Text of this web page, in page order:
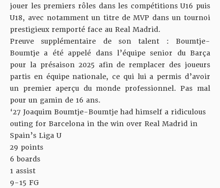
jouer les premiers rôles dans les compétitions U16 puis
U18, avec notamment un titre de MVP dans un tournoi
prestigieuxremporté face au Real Madrid.
Preuve supplémentaire de son talent : Boumtje-
Boumtje a été appelé dans l’équipe senior du Barça
pour la présaison 2025 afin de remplacer des joueurs
partis en équipe nationale, ce qui lui a permis d’avoir
un premier aperçu du monde professionnel. Pas mal
pour un gamin de 16 ans.
‘27 Joaquim Boumtje-Boumtje had himself a ridiculous
outing for Barcelona in the win over Real Madrid in
Spain’s Liga U
29 points
6 boards
1 assist
9-15 FG